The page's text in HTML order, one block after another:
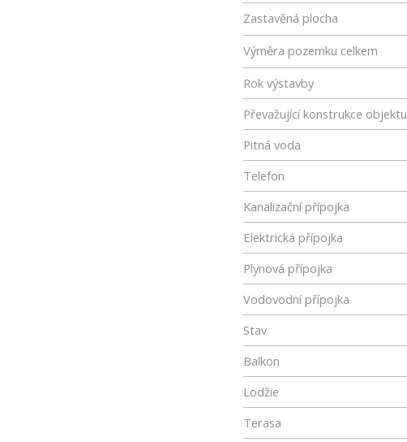
Zastavěná plocha
Výměra pozemku celkem
Rok výstavby
Převažující konstrukce objektu
Pitná voda
Telefon
Kanalizační přípojka
Elektrická přípojka
Plynová přípojka
Vodovodní přípojka
Stav
Balkon
Lodžie
Terasa